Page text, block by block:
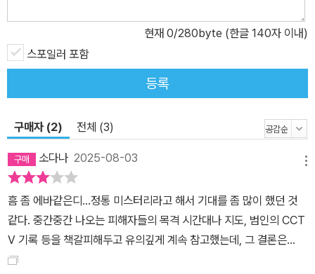
혔다. 그의 의도대로 작품에 등장하는 열다섯 명의 인물들은 한 명 한
명이 특별한 개성으로 돋보이며, 소설은 매 순간 살아 숨 쉬는 인간의
이야기를 바로 옆에서 보는 듯 생생한 현장감이 가득하다. 쉽사리 풀
리지 않는 어려운 수수께끼가 존재하고, 그 진상을 파헤쳐 규명하는
체적인 등장인물들로 인해, 독자는 자연스럽게 인물들의 관계와 사연
을 따라 이야기를 읽게 된다. 또한 2019년, 전직 농림수산성 사무차
관이 은둔형 외톨이 아들의 폭력을 견디지 못하고 아들을 죽이고 자
수한 존속살해사건을 작품 일부의 모티브로 삼으며, 독자에게 시대적
화두를 던지는 ‘사회파’ 요소 역시 놓치지 않고 담고 있다. 본격 미스
터리의 즐거움인 수준 높은 수수께끼 풀이에 집중하면서도 그 틀을
이루는 배경과 인물들은 철저히 ‘현실’에 기반해, 단순한 퍼즐 풀이가
현재 0/280byte (한글 140자 이내)
스포일러 포함
등록
구매자 (2) 전체 (3)
소다나 2025-08-03
흠 좀 에바같은디…정통 미스터리라고 해서 기대를 좀 많이 했던 것
같다. 중간중간 나오는 피해자들의 목격 시간대나 지도, 범인의 CCT
V 기록 등을 책갈피해두고 유의깊게 계속 참고했는데, 그 결론은…